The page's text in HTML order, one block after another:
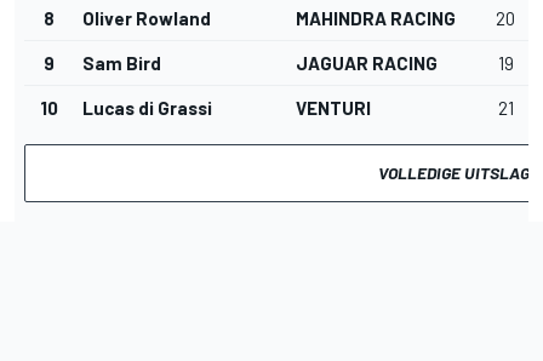
8 Oliver Rowland MAHINDRA RACING 20
9 Sam Bird JAGUAR RACING 19
10 Lucas di Grassi VENTURI 21
VOLLEDIGE UITSLAG